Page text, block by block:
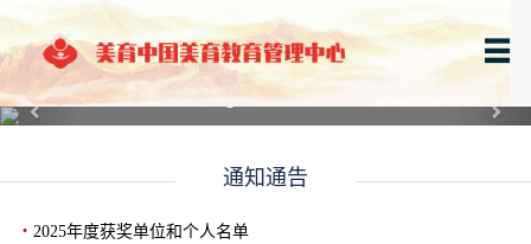
Previous Next
通知通告
· 2025年度获奖单位和个人名单